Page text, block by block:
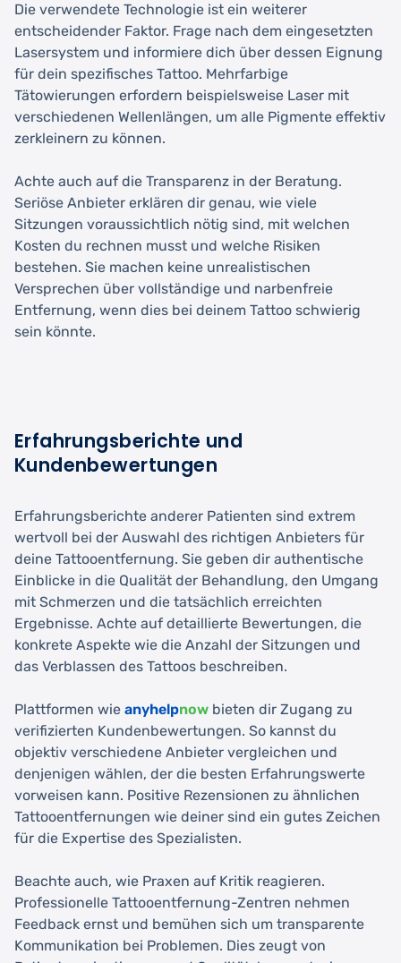
Die verwendete Technologie ist ein weiterer
entscheidender Faktor. Frage nach dem eingesetzten
Lasersystem und informiere dich über dessen Eignung
für dein spezifisches Tattoo. Mehrfarbige
Tätowierungen erfordern beispielsweise Laser mit
verschiedenen Wellenlängen, um alle Pigmente effektiv
zerkleinern zu können.
Achte auch auf die Transparenz in der Beratung.
Seriöse Anbieter erklären dir genau, wie viele
Sitzungen voraussichtlich nötig sind, mit welchen
Kosten du rechnen musst und welche Risiken
bestehen. Sie machen keine unrealistischen
Versprechen über vollständige und narbenfreie
Entfernung, wenn dies bei deinem Tattoo schwierig
sein könnte.
Erfahrungsberichte und
Kundenbewertungen
Erfahrungsberichte anderer Patienten sind extrem
wertvoll bei der Auswahl des richtigen Anbieters für
deine Tattooentfernung. Sie geben dir authentische
Einblicke in die Qualität der Behandlung, den Umgang
mit Schmerzen und die tatsächlich erreichten
Ergebnisse. Achte auf detaillierte Bewertungen, die
konkrete Aspekte wie die Anzahl der Sitzungen und
das Verblassen des Tattoos beschreiben.
Plattformen wie anyhelpnow bieten dir Zugang zu
verifizierten Kundenbewertungen. So kannst du
objektiv verschiedene Anbieter vergleichen und
denjenigen wählen, der die besten Erfahrungswerte
vorweisen kann. Positive Rezensionen zu ähnlichen
Tattooentfernungen wie deiner sind ein gutes Zeichen
für die Expertise des Spezialisten.
Beachte auch, wie Praxen auf Kritik reagieren.
Professionelle Tattooentfernung-Zentren nehmen
Feedback ernst und bemühen sich um transparente
Kommunikation bei Problemen. Dies zeugt von